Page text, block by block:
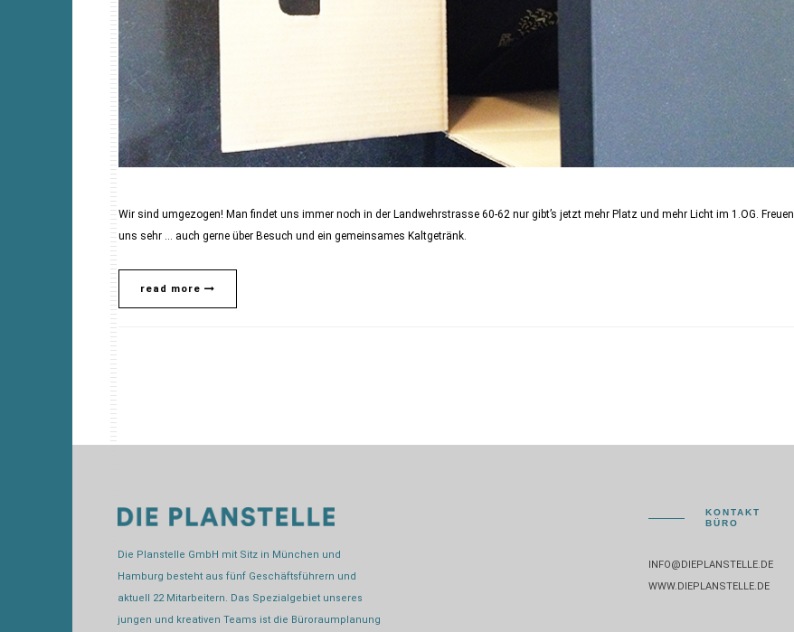
Wir sind umgezogen! Man findet uns immer noch in der Landwehrstrasse 60-62 nur gibt’s jetzt mehr Platz und mehr Licht im 1.OG. Freuen
uns sehr … auch gerne über Besuch und ein gemeinsames Kaltgetränk.
read more
Die Planstelle GmbH mit Sitz in München und
Hamburg besteht aus fünf Geschäftsführern und
aktuell 22 Mitarbeitern. Das Spezialgebiet unseres
jungen und kreativen Teams ist die Büroraumplanung
KONTAKT
BÜRO
INFO@DIEPLANSTELLE.DE
WWW.DIEPLANSTELLE.DE